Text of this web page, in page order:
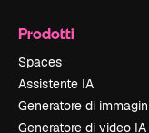
Prodotti
Spaces
Assistente IA
Generatore di
Generatore di video IA